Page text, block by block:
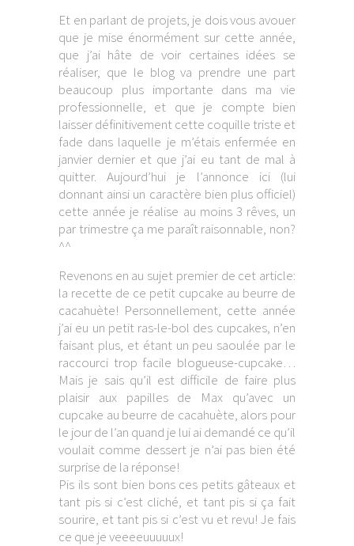
Et en parlant de projets, je dois vous avouer
que je mise énormément sur cette année,
que j’ai hâte de voir certaines idées se
réaliser, que le blog va prendre une part
beaucoup plus importante dans ma vie
professionnelle, et que je compte bien
laisser définitivement cette coquille triste et
fade dans laquelle je m’étais enfermée en
janvier dernier et que j’ai eu tant de mal à
quitter. Aujourd’hui je l’annonce ici (lui
donnant ainsi un caractère bien plus officiel)
cette année je réalise au moins 3 rêves, un
par trimestre ça me paraît raisonnable, non?
^^
Revenons en au sujet premier de cet article:
la recette de ce petit cupcake au beurre de
cacahuète! Personnellement, cette année
j’ai eu un petit ras-le-bol des cupcakes, n’en
faisant plus, et étant un peu saoulée par le
raccourci trop facile blogueuse-cupcake…
Mais je sais qu’il est difficile de faire plus
plaisir aux papilles de Max qu’avec un
cupcake au beurre de cacahuète, alors pour
le jour de l’an quand je lui ai demandé ce qu’il
voulait comme dessert je n’ai pas bien été
surprise de la réponse!
Pis ils sont bien bons ces petits gâteaux et
tant pis si c’est cliché, et tant pis si ça fait
sourire, et tant pis si c’est vu et revu! Je fais
ce que je veeeeuuuuux!